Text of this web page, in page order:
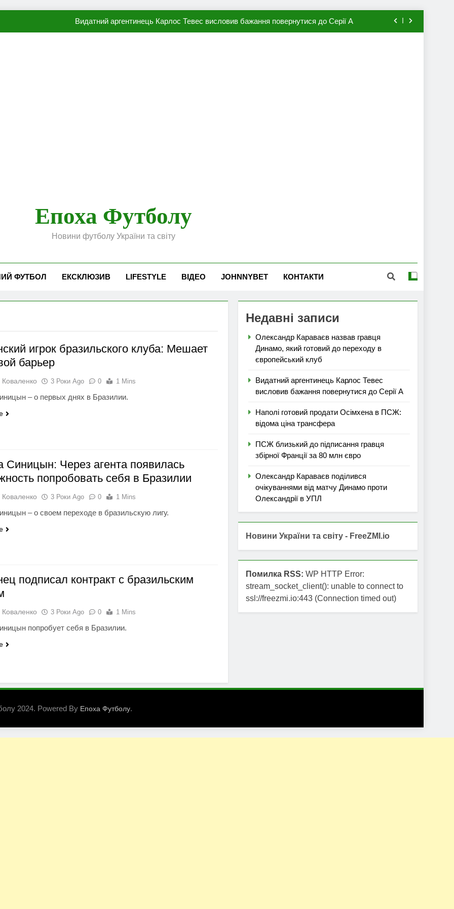
Видатний аргентинець Карлос Тевес висловив бажання повернутися до Серії А
Епоха Футболу
Новини футболу України та світу
ФУТБОЛ ЕКСКЛЮЗИВ LIFESTYLE ВІДЕО JOHNNYBET КОНТАКТИ
игрок бразильского клуба: Мешает
барьер
3 Роки Ago 0 1 Mins
– о первых днях в Бразилии.
Синицын: Через агента появилась
попробовать себя в Бразилии
3 Роки Ago 0 1 Mins
– о своем переходе в бразильскую лигу.
подписал контракт с бразильским
3 Роки Ago 0 1 Mins
попробует себя в Бразилии.
Недавні записи
Олександр Караваєв назвав гравця
Динамо, який готовий до переходу в
європейський клуб
Видатний аргентинець Карлос Тевес
висловив бажання повернутися до Серії А
Наполі готовий продати Осімхена в ПСЖ:
відома ціна трансфера
ПСЖ близький до підписання гравця
збірної Франції за 80 млн євро
Олександр Караваєв поділився
очікуваннями від матчу Динамо проти
Олександрії в УПЛ
Новини України та світу - FreeZMI.io
Помилка RSS: WP HTTP Error:
stream_socket_client(): unable to connect to
ssl://freezmi.io:443 (Connection timed out)
2024. Powered By Епоха Футболу.